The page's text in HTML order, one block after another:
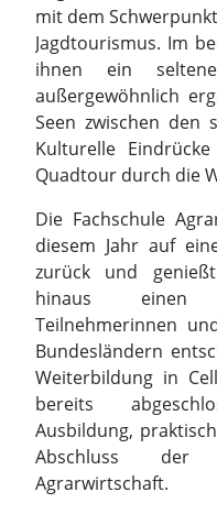
mit dem
Jagdtourismus. Im
ihnen ein
außergewöhnlich
Seen zwischen den
Kulturelle
Quadtour durch die
Die Fachschule
diesem Jahr auf
zurück und
hinaus einen
Teilnehmerinnen
Bundesländern
Weiterbildung in
bereits
Ausbildung,
Abschluss der
Agrarwirtschaft.